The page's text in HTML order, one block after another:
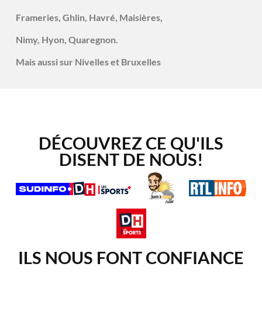
Frameries, Ghlin, Havré, Maisières,
Nimy, Hyon, Quaregnon.
Mais aussi sur Nivelles et Bruxelles
DÉCOUVREZ CE QU'ILS
DISENT DE NOUS!
ILS NOUS FONT CONFIANCE